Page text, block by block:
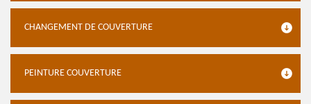
CHANGEMENT DE COUVERTURE
PEINTURE COUVERTURE